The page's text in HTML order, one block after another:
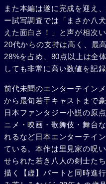
また本編は遂に完成を迎え
ー試写調査では「まさか八
えた面白さ！」と声が相次
20代からの支持は高く、最
28%を占め、80点以上は全
しても非常に高い数値を記
前代未聞のエンターテイン
から最旬若手キャストまで豪
日本ファンタジー小説の原
ニメ・映画・歌舞伎・舞台
れるなど日本エンターテイ
ている。本作は里見家の呪
せられた若き八人の剣士た
描く【虚】パートと同時進